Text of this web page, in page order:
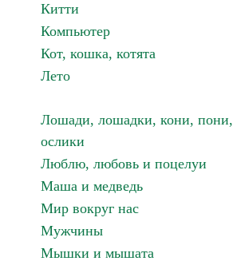
Китти
Компьютер
Кот, кошка, котята
Лето
Лошади, лошадки, кони, пони,
ослики
Люблю, любовь и поцелуи
Маша и медведь
Мир вокруг нас
Мужчины
Мышки и мышата